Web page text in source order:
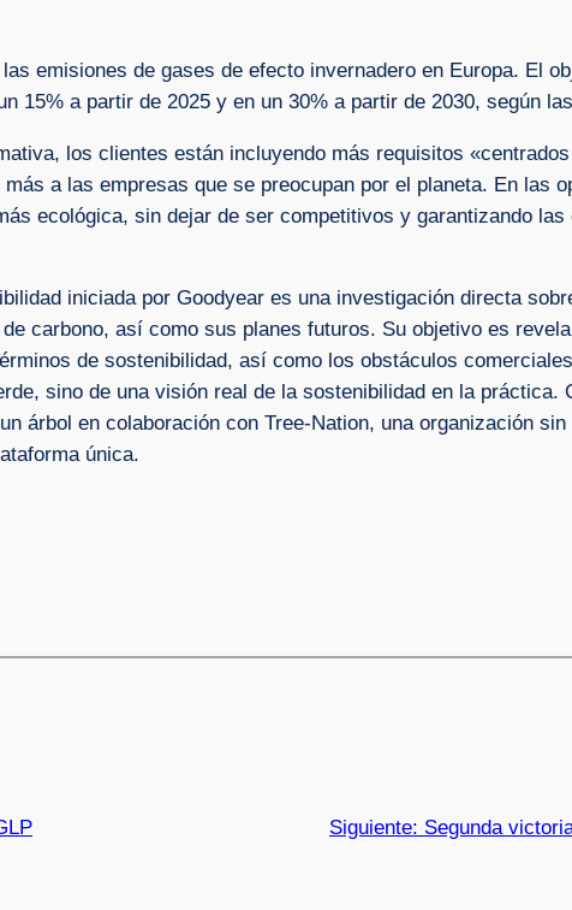
emisiones de gases de efecto invernadero en Europa. El
15% a partir de 2025 y en un 30% a partir de 2030, según
los clientes están incluyendo más requisitos
a las empresas que se preocupan por el planeta. En las
ecológica, sin dejar de ser competitivos y garantizando
iniciada por Goodyear es una investigación directa
carbono, así como sus planes futuros. Su objetivo es
de sostenibilidad, así como los obstáculos
sino de una visión real de la sostenibilidad en la práctica.
árbol en colaboración con Tree-Nation, una organización
única.
Siguiente: Segunda